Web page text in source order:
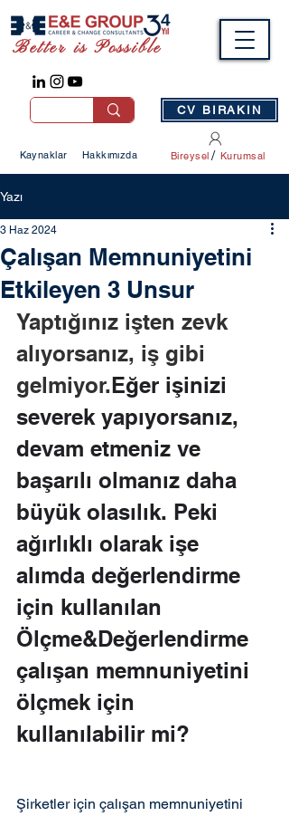
Better is Possible
Kaynaklar Hakkımızda /
Bireysel Kurumsal
CV BIRAKIN
Yazı
Çalışan Memnuniyetini
Etkileyen 3 Unsur
3 Haz 2024
Yaptığınız işten zevk
alıyorsanız, iş gibi
gelmiyor.Eğer işinizi
severek yapıyorsanız,
devam etmeniz ve
başarılı olmanız daha
büyük olasılık. Peki
ağırlıklı olarak işe
alımda değerlendirme
için kullanılan
Ölçme&Değerlendirme
çalışan memnuniyetini
ölçmek için
kullanılabilir mi?
Şirketler için çalışan memnuniyetini